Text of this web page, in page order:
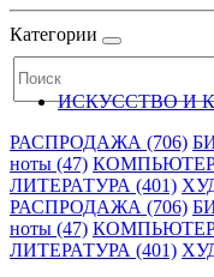
Категории
ИСКУССТВО И
РАСПРОДАЖА (706)
ноты (47)
ЛИТЕРАТУРА (401)
РАСПРОДАЖА (706)
ноты (47)
ЛИТЕРАТУРА (401)